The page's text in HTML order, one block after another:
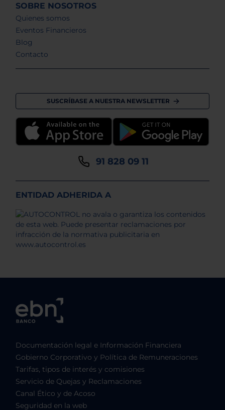
SOBRE NOSOTROS
Quienes somos
Eventos Financieros
Blog
Contacto
SUSCRÍBASE A NUESTRA NEWSLETTER
91 828 09 11
ENTIDAD ADHERIDA A
Documentación legal e Información Financiera
Gobierno Corporativo y Política de Remuneraciones
Tarifas, tipos de interés y comisiones
Servicio de Quejas y Reclamaciones
Canal Ético y de Acoso
Seguridad en la web